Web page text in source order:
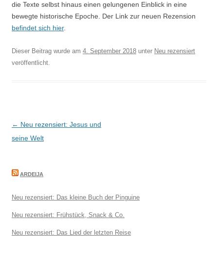
die Texte selbst hinaus einen gelungenen Einblick in eine
bewegte historische Epoche. Der Link zur neuen Rezension
befindet sich hier.
Dieser Beitrag wurde am 4. September 2018 unter Neu rezensiert
veröffentlicht.
Beitragsnavigation
← Neu rezensiert: Jesus und
seine Welt
ARDEIJA
Neu rezensiert: Das kleine Buch der Pinguine
Neu rezensiert: Frühstück, Snack & Co.
Neu rezensiert: Das Lied der letzten Reise